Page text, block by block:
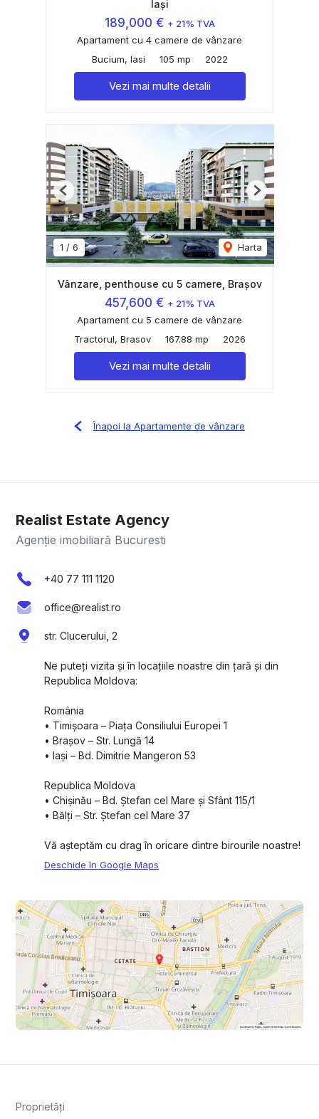
Iași
189,000 € + 21% TVA
Apartament cu 4 camere de vânzare
Bucium, Iasi
105 mp 2022
Vezi mai multe detalii
1 / 6 Harta
Previous Next
Vânzare, penthouse cu 5 camere, Brașov
457,600 € + 21% TVA
Apartament cu 5 camere de vânzare
Tractorul, Brasov
167.88 mp 2026
Vezi mai multe detalii
Înapoi la Apartamente de vânzare
Realist Estate Agency
Agenție imobiliară Bucuresti
+40 77 111 1120
office@realist.ro
str. Clucerului, 2
Ne puteți vizita și în locațiile noastre din țară și din
Republica Moldova:
România
•⁠ ⁠Timișoara – Piața Consiliului Europei 1
•⁠ ⁠Brașov – Str. Lungă 14
•⁠ ⁠Iași – Bd. Dimitrie Mangeron 53
Republica Moldova
•⁠ ⁠Chișinău – Bd. Ștefan cel Mare și Sfânt 115/1
•⁠ ⁠Bălți – Str. Ștefan cel Mare 37
Vă așteptăm cu drag în oricare dintre birourile noastre!
Deschide în Google Maps
Proprietăți